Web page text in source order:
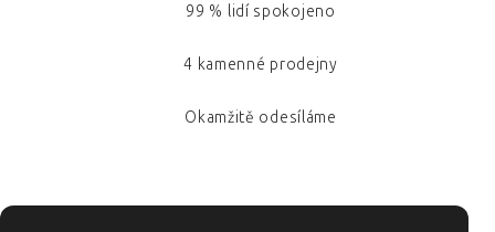
99 % lidí spokojeno
4 kamenné prodejny
Okamžitě odesíláme
ZÁPATÍ